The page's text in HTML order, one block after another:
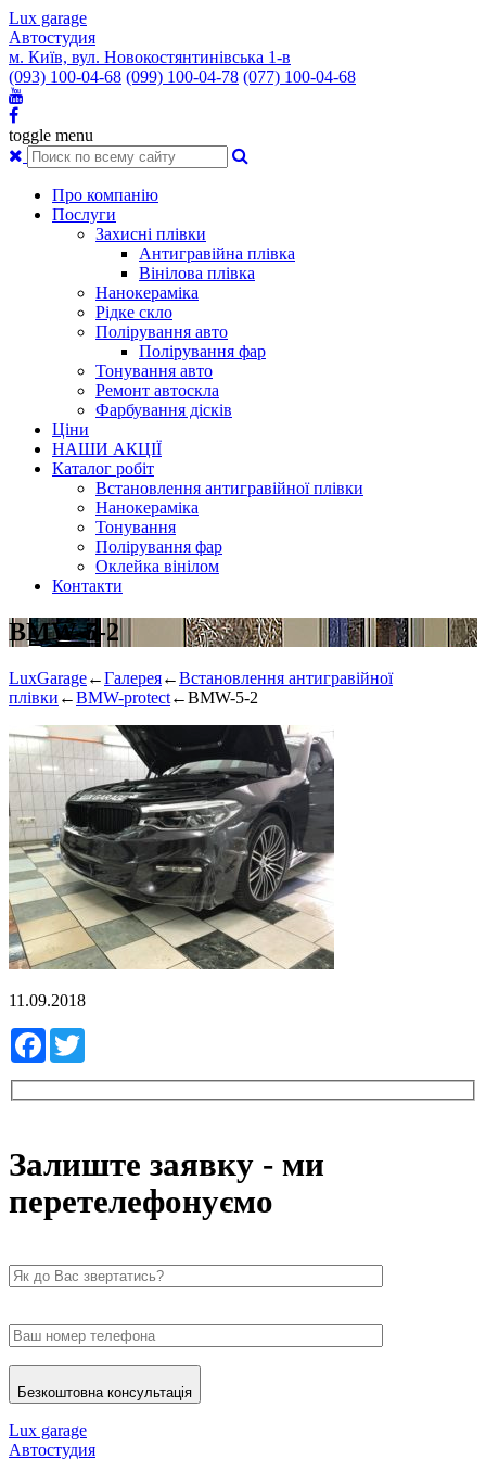
Lux garage
Автостудия
м. Київ, вул. Новокостянтинівська 1-в
(093) 100-04-68 (099) 100-04-78 (077) 100-04-68
toggle menu
Про компанію
Послуги
Захисні плівки
Антигравійна плівка
Вінілова плівка
Нанокераміка
Рідке скло
Полірування авто
Полірування фар
Тонування авто
Ремонт автоскла
Фарбування дісків
Ціни
НАШИ АКЦІЇ
Каталог робіт
Встановлення антигравійної плівки
Нанокераміка
Тонування
Полірування фар
Оклейка вінілом
Контакти
BMW-5-2
LuxGarage←Галерея←Встановлення антигравійної
плівки ←BMW-protect←BMW-5-2
11.09.2018
Facebook
Залиште заявку - ми
перетелефонуємо
Безкоштовна консультація
Lux garage
Автостудия